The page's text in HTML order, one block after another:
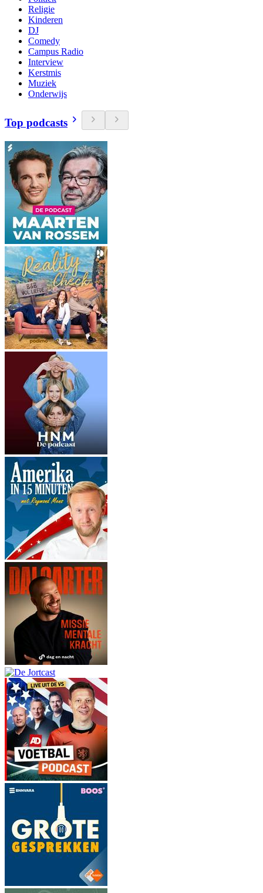
Religie
Kinderen
DJ
Comedy
Campus Radio
Interview
Kerstmis
Muziek
Onderwijs
Top podcasts